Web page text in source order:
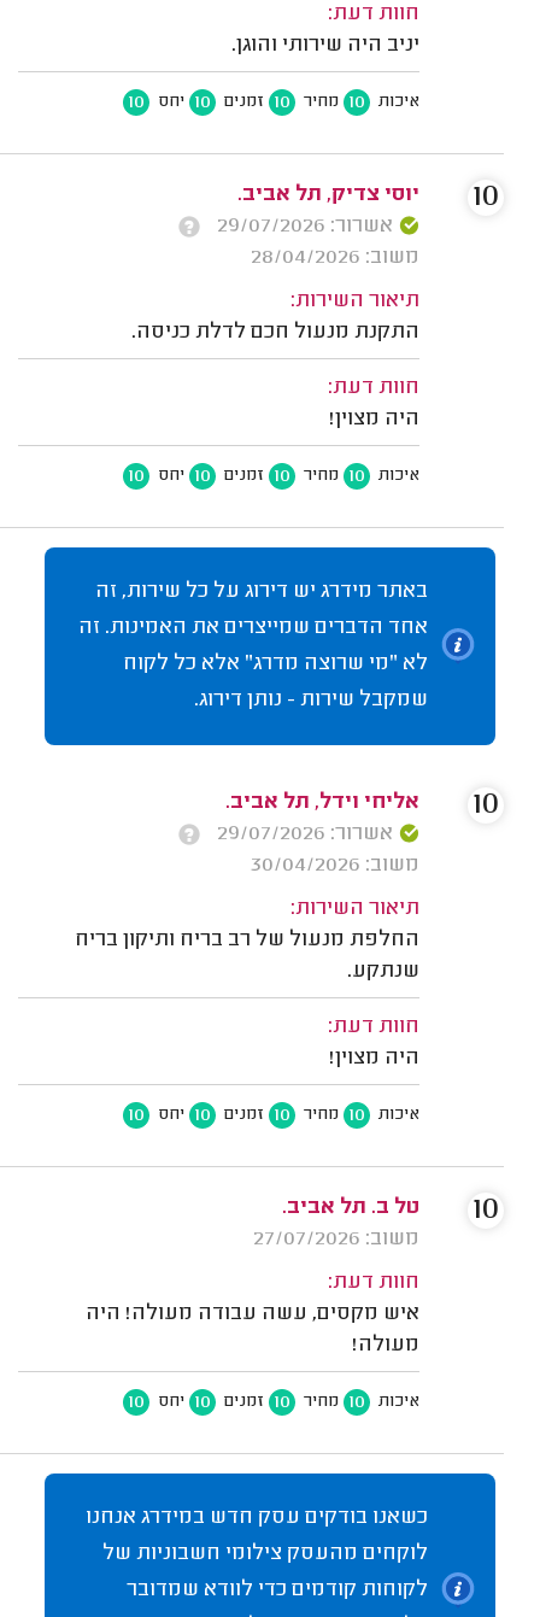
חוות דעת:
יניב היה שירותי והוגן.
איכות 10 מחיר 10 זמנים 10 יחס 10
יוסי צדיק, תל אביב.
אשרור: 29/07/2026
משוב: 28/04/2026
תיאור השירות:
התקנת מנעול חכם לדלת כניסה.
חוות דעת:
היה מצוין!
איכות 10 מחיר 10 זמנים 10 יחס 10
10
באתר מידרג יש דירוג על כל שירות, זה
אחד הדברים שמייצרים את האמינות. זה
לא "מי שרוצה מדרג" אלא כל לקוח
שמקבל שירות - נותן דירוג.
אליחי וידל, תל אביב.
אשרור: 29/07/2026
משוב: 30/04/2026
תיאור השירות:
החלפת מנעול של רב בריח ותיקון בריח
שנתקע.
חוות דעת:
היה מצוין!
איכות 10 מחיר 10 זמנים 10 יחס 10
10
טל ב. תל אביב.
משוב: 27/07/2026
חוות דעת:
איש מקסים, עשה עבודה מעולה! היה
מעולה!
איכות 10 מחיר 10 זמנים 10 יחס 10
10
כשאנו בודקים עסק חדש במידרג אנחנו
לוקחים מהעסק צילומי חשבוניות של
לקוחות קודמים כדי לוודא שמדובר